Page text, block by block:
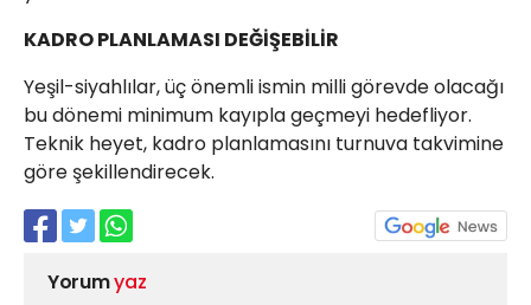
KADRO PLANLAMASI DEĞİŞEBİLİR
Yeşil-siyahlılar, üç önemli ismin milli görevde olacağı
bu dönemi minimum kayıpla geçmeyi hedefliyor.
Teknik heyet, kadro planlamasını turnuva takvimine
göre şekillendirecek.
Yorumyaz